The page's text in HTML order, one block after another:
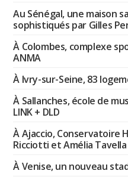
Au Sénégal, une maison
sophistiqués par Gilles
À Colombes, complexe
ANMA
À Ivry-sur-Seine, 83
À Sallanches, école de
LINK + DLD
À Ajaccio, Conservatoire
Ricciotti et Amélia Tavella
À Venise, un nouveau